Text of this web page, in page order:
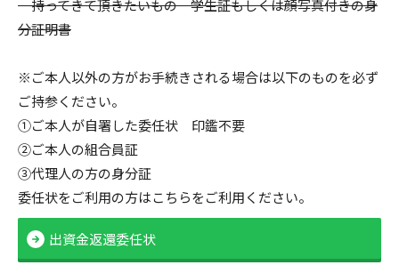
持ってきて頂きたいもの 学生証もしくは顔写真付きの身
分証明書
※ご本人以外の方がお手続きされる場合は以下のものを必ず
ご持参ください。
①ご本人が自署した委任状 印鑑不要
②ご本人の組合員証
③代理人の方の身分証
委任状をご利用の方はこちらをご利用ください。
出資金返還委任状